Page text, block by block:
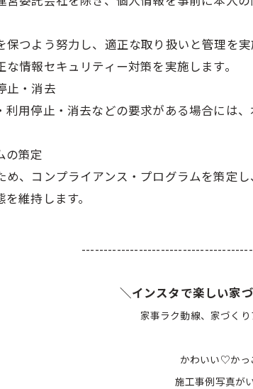
つよう努力し、適正な取り扱いと管理を
情報セキュリティー対策を実施します。
止・消去
用停止・消去などの要求がある場合には
の策定
、コンプライアンス・プログラムを策定
維持します。
＼インスタで楽しい家
家事ラク動線、家づくり
かわいい♡かっ
施工事例写真が